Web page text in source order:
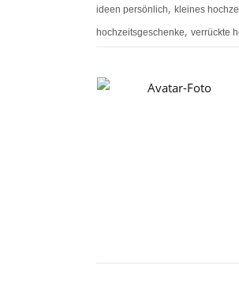
ideen persönlich, kleines
hochzeitsgeschenke, verrückte